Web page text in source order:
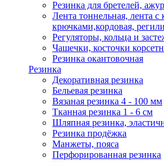
Резинка для бретелей,
Лента тоннельная, лента
крючками,кордовая,
Регуляторы, кольца и
Чашечки, косточки
Резинка окантовочная
Резинка
Декоративная резинка
Бельевая резинка
Вязаная резинка 4 - 100 мм
Тканная резинка 1 - 6 см
Шляпная резинка,
Резинка продёжка
Манжеты, пояса
Перфорированная резинка